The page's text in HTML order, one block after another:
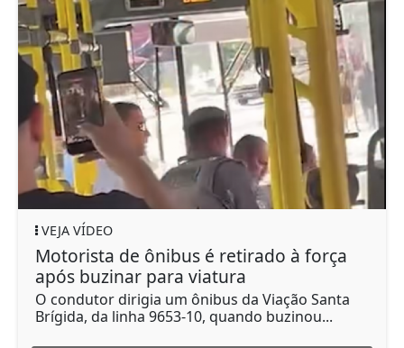
VEJA VÍDEO
Motorista de ônibus é retirado à força
após buzinar para viatura
O condutor dirigia um ônibus da Viação Santa
Brígida, da linha 9653-10, quando buzinou...